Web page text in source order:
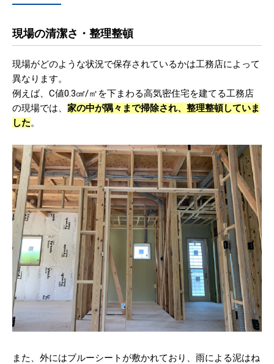
現場の清潔さ・整理整頓
現場がどのような状況で保存されているかは工務店によって
異なります。
例えば、C値0.3㎠/㎡を下まわる高気密住宅を建てる工務店
の現場では、 家の中が隅々まで掃除され、整理整頓していま
した。
また、外にはブルーシートが敷かれており、雨による泥はね